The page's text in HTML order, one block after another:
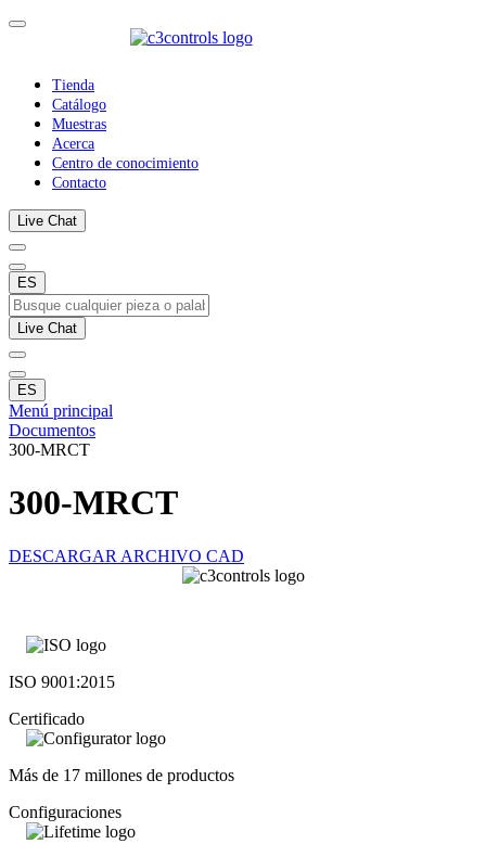
Tienda
Catálogo
Muestras
Acerca
Centro de conocimiento
Contacto
Live Chat
ES
Live Chat
ES
Menú principal
Documentos
300-MRCT
300-MRCT
DESCARGAR ARCHIVO CAD
ISO 9001:2015
Certificado
Más de 17 millones de productos
Configuraciones